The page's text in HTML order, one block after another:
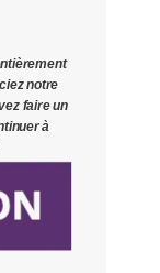
notre
faire un
à